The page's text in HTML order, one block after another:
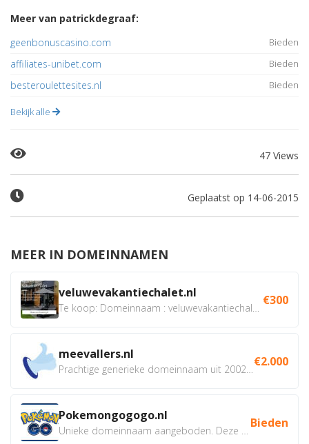
Meer van patrickdegraaf:
geenbonuscasino.com
Bieden
affiliates-unibet.com Bieden
besteroulettesites.nl Bieden
Bekijk alle
47 Views
Geplaatst op 14-06-2015
MEER IN DOMEINNAMEN
veluwevakantiechalet.nl €300
meevallers.nl €2.000
Pokemongogogo.nl Bieden